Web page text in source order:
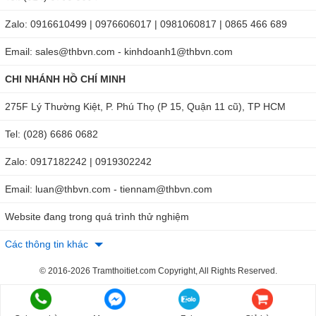
Nguồn cấp: 1 pin 9V (006P)
Kích thước: 195x55x35 mm
Nam với cam kết Chính Hãng - Giá Tốt. Để sở hữu sản
phẩm, quý khách hãy liên hệ ngay Hotline:
https://thbvietnam.com/may-do-anh-sang-total-meter-
ht82.html
https://maydochuyendung.com/may-do-cuong-do-anh-
Zalo: 0916610499 | 0976606017 | 0981060817 | 0865 466 689
Email: sales@thbvn.com - kinhdoanh1@thbvn.com
CHI NHÁNH HỒ CHÍ MINH
275F Lý Thường Kiệt, P. Phú Thọ (P 15, Quận 11 cũ), TP HCM
Tel: (028) 6686 0682
Zalo: 0917182242 | 0919302242
Email: luan@thbvn.com - tiennam@thbvn.com
Website đang trong quá trình thử nghiệm
Các thông tin khác
© 2016-2026 Tramthoitiet.com Copyright, All Rights Reserved.